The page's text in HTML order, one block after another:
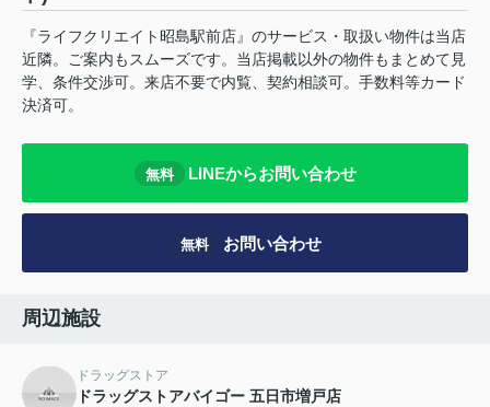
『ライフクリエイト昭島駅前店』のサービス・取扱い物件は当店
近隣。ご案内もスムーズです。当店掲載以外の物件もまとめて見
学、条件交渉可。来店不要で内覧、契約相談可。手数料等カード
決済可。
無料 LINEからお問い合わせ
無料 お問い合わせ
周辺施設
ドラッグストア
ドラッグストアバイゴー 五日市増戸店